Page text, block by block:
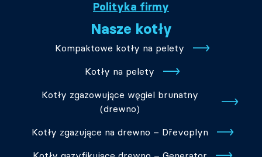
Polityka firmy
Nasze kotły
Kompaktowe kotły na pelety
Kotły na pelety
Kotły zgazowujące węgiel brunatny
(drewno)
Kotły zgazujące na drewno – Dřevoplyn